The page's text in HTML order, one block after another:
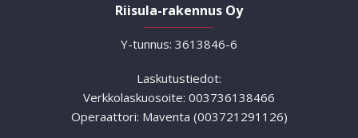
Riisula-rakennus Oy
Y-tunnus: 3613846-6
Laskutustiedot:
Verkkolaskuosoite: 003736138466
Operaattori: Maventa (003721291126)